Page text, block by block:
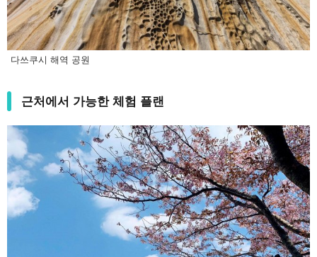
다쓰쿠시 해역 공원
근처에서 가능한 체험 플랜